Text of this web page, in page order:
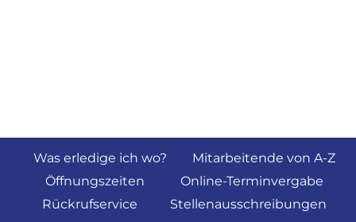
Was erledige ich wo?
Mitarbeitende von A-Z
Öffnungszeiten
Online-Terminvergabe
Rückrufservice
Stellenausschreibungen